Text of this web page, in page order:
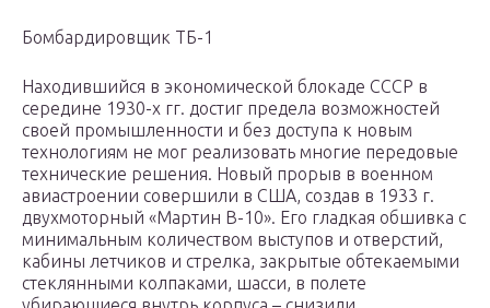
Бомбардировщик ТБ-1
Находившийся в экономической блокаде СССР в
середине 1930-х гг. достиг предела возможностей
своей промышленности и без доступа к новым
технологиям не мог реализовать многие передовые
технические решения. Новый прорыв в военном
авиастроении совершили в США, создав в 1933 г.
двухмоторный «Мартин B-10». Его гладкая обшивка с
минимальным количеством выступов и отверстий,
кабины летчиков и стрелка, закрытые обтекаемыми
стеклянными колпаками, шасси, в полете